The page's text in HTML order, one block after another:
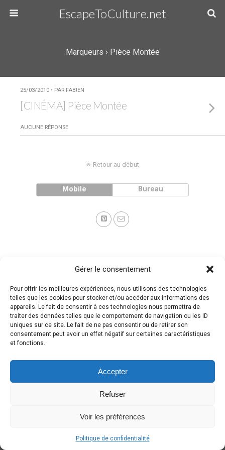
Gérer le consentement
Pour offrir les meilleures expériences, nous utilisons des technologies
telles que les cookies pour stocker et/ou accéder aux informations des
appareils. Le fait de consentir à ces technologies nous permettra de
traiter des données telles que le comportement de navigation ou les ID
uniques sur ce site. Le fait de ne pas consentir ou de retirer son
consentement peut avoir un effet négatif sur certaines caractéristiques
et fonctions.
Accepter
Refuser
Voir les préférences
Politique de confidentialité
EscapeToCulture.net
Marqueurs › Pièce Montée
25/03/2010 • PAR FAB!EN
[CINÉMA] Pièce Montée
AUCUNE RÉPONSE
Retour au début
Mobile Bureau